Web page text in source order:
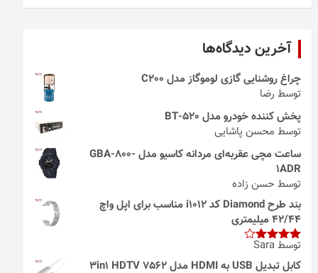
آخرین دیدگاه‌ها
چراغ روشنایی گازی لوموگاز مدل C200
توسط رضا
پخش کننده خودرو مدل 520-BT
توسط محسن پاشایی
ساعت مچی عقربه‌ای مردانه کاسیو مدل GBA-800-
1ADR
توسط حسن زاده
بند طرح Diamond کد i1012 مناسب برای اپل واچ
42/44 میلیمتری
امتیاز4
از 5
توسط Sara
کابل تبدیل USB به HDMI مدل 3in1 HDTV 7562